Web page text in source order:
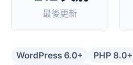
最後更新
WordPress 6.0+ PHP 8.0+